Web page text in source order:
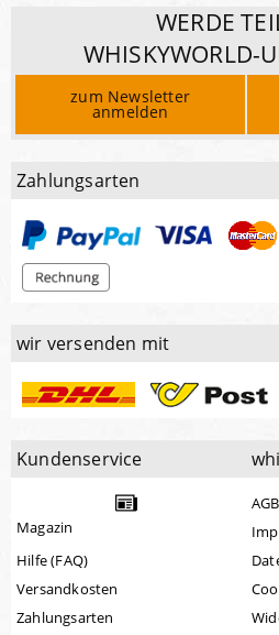
WERDE
WHISKYWORLD-
zum Newsletter
anmelden
Zahlungsarten
wir versenden mit
Kundenservice
Magazin
Hilfe (FAQ)
Versandkosten
Zahlungsarten
AGB